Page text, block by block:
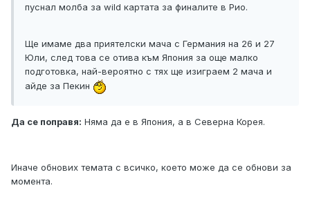
пуснал молба за wild картата за финалите в Рио.
Ще имаме два приятелски мача с Германия на 26 и 27
Юли, след това се отива към Япония за още малко
подготовка, най-вероятно с тях ще изиграем 2 мача и
айде за Пекин
Да се поправя: Няма да е в Япония, а в Северна Корея.
Иначе обнових темата с всичко, което може да се обнови за
момента.